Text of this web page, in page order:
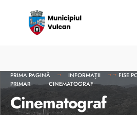
PRIMA PAGINĂ INFORMAȚII
FISE
PRIMAR
CINEMATOGRAF
Cinematograf